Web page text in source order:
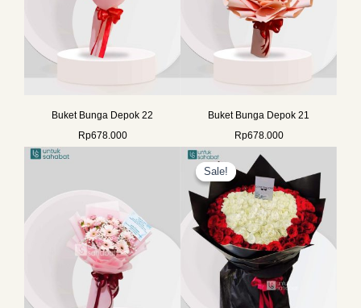
Buket Bunga Depok 22
Rp678.000
Buket Bunga Depok 21
Rp678.000
Sale!
Sale!
Original
price
was:
Rp2.099.990.
is: